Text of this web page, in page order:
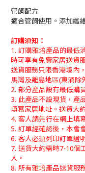
管飼配方
適合管飼使用。添加纖
訂購須知：
1. 訂購雅培產品的最低
時可享有免費家居送貨
送貨服務只限香港境內
馬灣及離島地區(東涌除
2. 部分產品設有最低購
3. 此產品不設現貨，產
填寫家居地址。 送貨大
4. 客人請先行在網上填
5. 訂單經確認後，本會
6. 客人必須列印訂單證
7. 送貨大約需時7-10個
人。
8. 所有雅培產品送貨服